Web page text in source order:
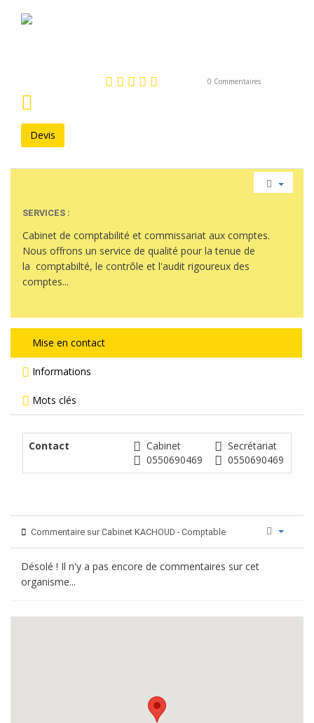
0 Commentaires
Devis
SERVICES :
Cabinet de comptabilité et commissariat aux comptes.
Nous offrons un service de qualité pour la tenue de
la comptabilté, le contrôle et l'audit rigoureux des
comptes...
Mise en contact
Informations
Mots clés
Contact
Cabinet
0550690469
Secrétariat
0550690469
Commentaire sur Cabinet KACHOUD - Comptable
Désolé ! Il n'y a pas encore de commentaires sur cet
organisme...